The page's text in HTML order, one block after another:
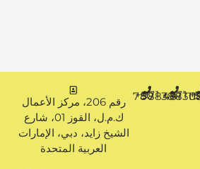
+971 4
+971 50 7888481
رقم 206، مركز الأعمال
ك.م.ل، القوز 01، شارع
الشيخ زايد، دبي، الإمارات
العربية المتحدة